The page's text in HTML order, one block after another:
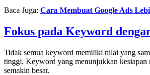
Baca Juga: Cara Membuat Google Ads
Fokus pada Keyword
Tidak semua keyword memiliki nilai yang
tinggi. Keyword yang menunjukkan kesiapan
semakin besar.